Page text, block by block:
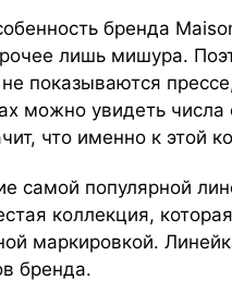
бренда
лишь мишура.
показываются
можно увидеть числа
что именно к этой
самой популярной
коллекция,
маркировкой.
бренда.